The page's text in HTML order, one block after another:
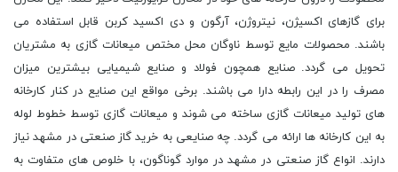
برای گازهای اکسیژن، نیتروژن، آرگون و دی اکسید کربن قابل استفاده می
باشند. محصولات مایع توسط ناوگان محل مختص میعانات گازی به مشتریان
تحویل می گردد. صنایع همچون فولاد و صنایع شیمیایی بیشترین میزان
مصرف را در این رابطه دارا می باشند. برخی مواقع این صنایع در کنار کارخانه
های تولید میعانات گازی ساخته می شوند و میعانات گازی توسط خطوط لوله
به این کارخانه ها ارائه می گردد. چه صنایعی به خرید گاز صنعتی در مشهد نیاز
دارند. انواع گاز صنعتی در مشهد در موارد گوناگون، با خلوص های متفاوت به